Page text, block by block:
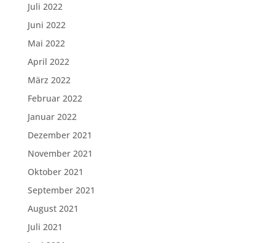
Juli 2022
Juni 2022
Mai 2022
April 2022
März 2022
Februar 2022
Januar 2022
Dezember 2021
November 2021
Oktober 2021
September 2021
August 2021
Juli 2021